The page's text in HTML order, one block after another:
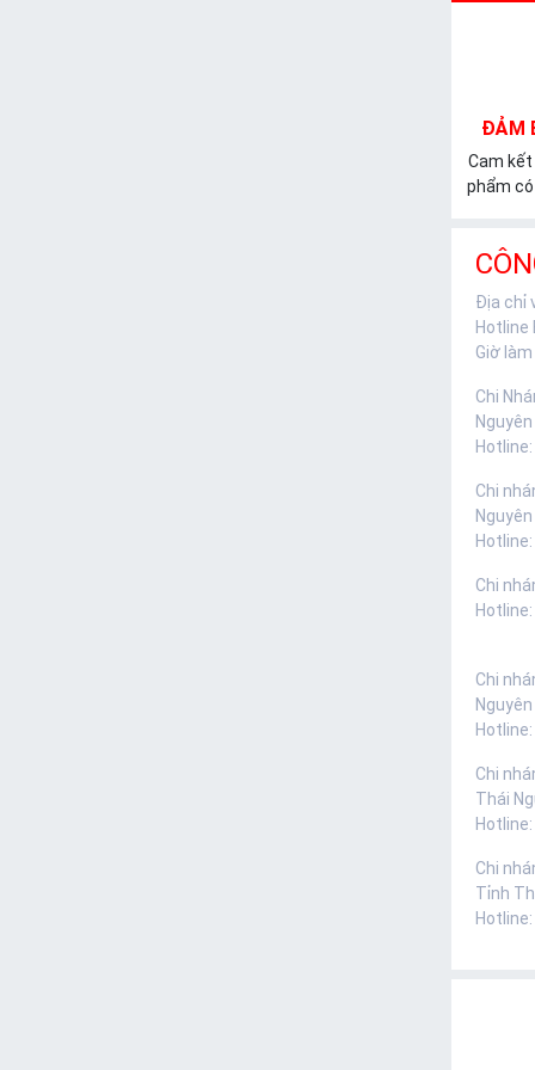
ĐẢM
Cam
phẩm
Địa chỉ
Hotline
Giờ
Chi
Nguyên
Hotline:
Chi
Nguyên
Hotline:
Chi
Hotline:
Chi
Nguyên
Hotline:
Chi
Thái
Hotline:
Chi
Tỉnh
Hotline: